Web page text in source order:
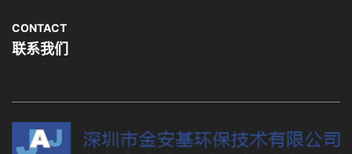
CONTACT
联系我们